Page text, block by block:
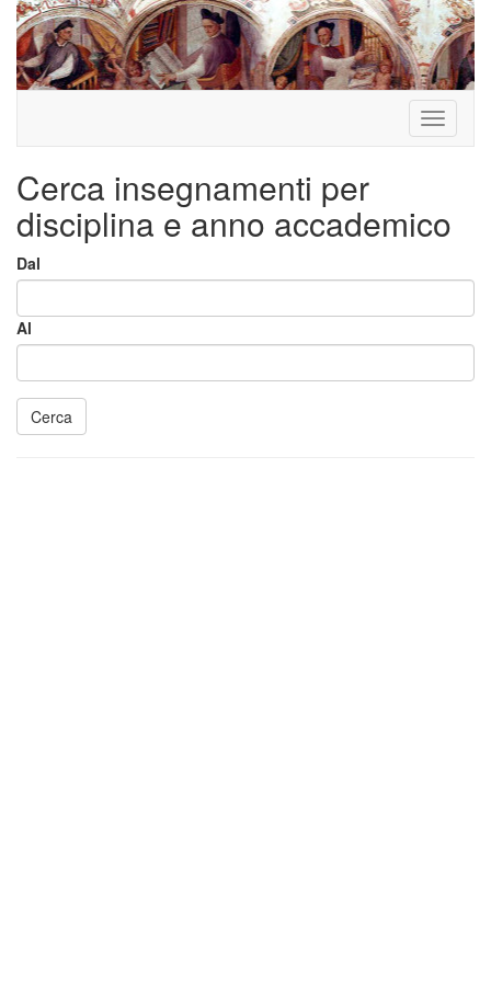
Toggle
Cerca insegnamenti per
disciplina e anno accademico
Dal
Al
Cerca